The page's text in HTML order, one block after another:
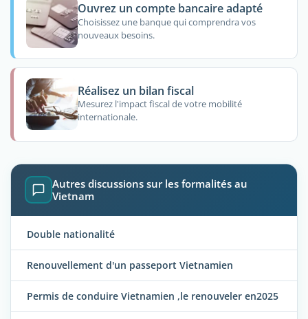
Ouvrez un compte bancaire adapté
Choisissez une banque qui comprendra vos
nouveaux besoins.
Réalisez un bilan fiscal
Mesurez l'impact fiscal de votre mobilité
internationale.
Autres discussions sur les formalités au
Vietnam
Double nationalité
Renouvellement d'un passeport Vietnamien
Permis de conduire Vietnamien ,le renouveler en2025